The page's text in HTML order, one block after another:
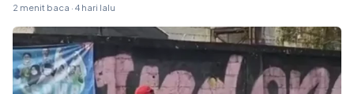
2 menit baca · 4 hari lalu